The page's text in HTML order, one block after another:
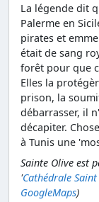
La légende dit
Palerme en
pirates et
était de sang
forêt pour que
Elles la
prison, la
débarrasser, il
décapiter.
à Tunis une
Sainte Olive est
'Cathédrale
GoogleMaps)